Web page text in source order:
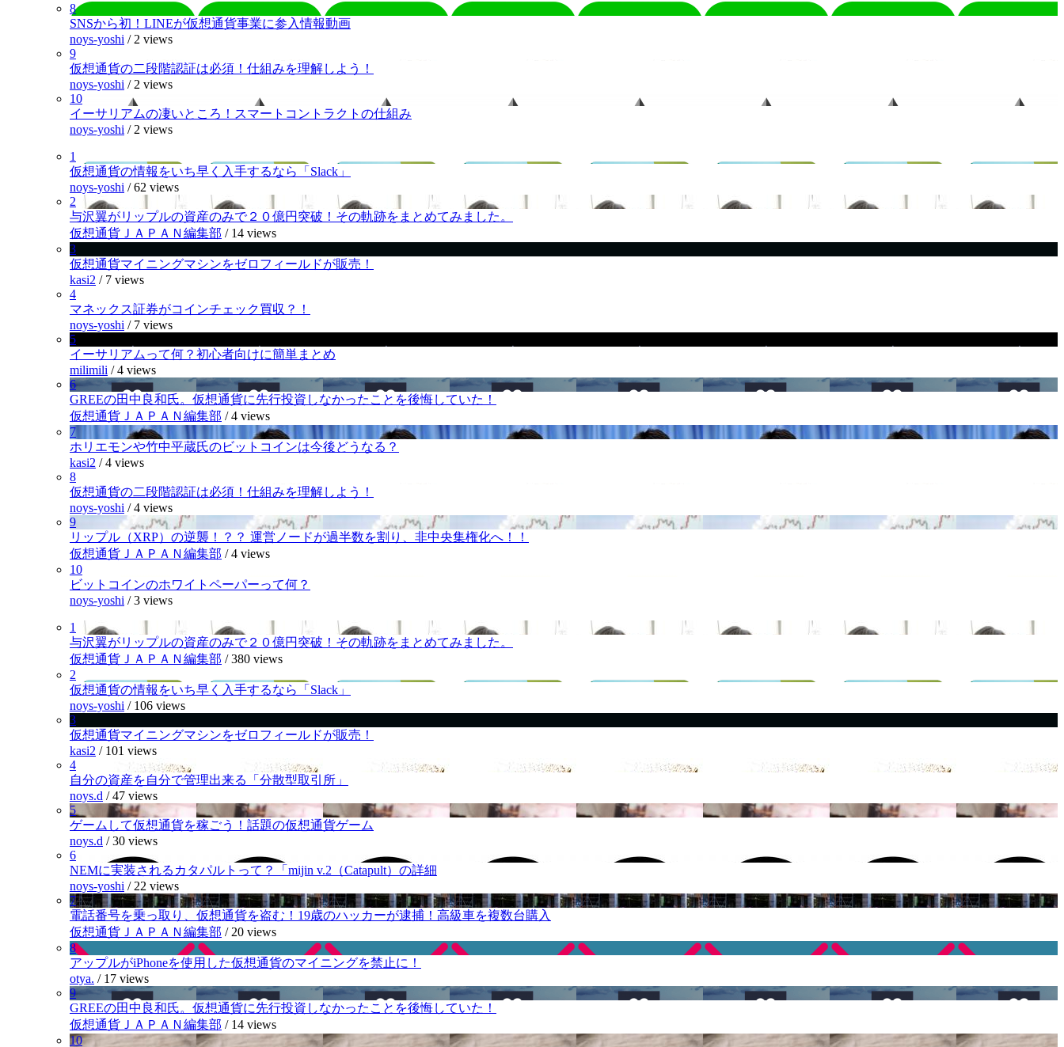
8
SNSから初！LINEが仮想通貨事業に参入情報動画
noys-yoshi / 2 views
9
仮想通貨の二段階認証は必須！仕組みを理解しよう！
noys-yoshi / 2 views
10
イーサリアムの凄いところ！スマートコントラクトの仕組み
noys-yoshi / 2 views
1
仮想通貨の情報をいち早く入手するなら「Slack」
noys-yoshi /62 views
2
与沢翼がリップルの資産のみで２０億円突破！その軌跡をまとめてみました。
仮想通貨ＪＡＰＡＮ編集部 / 14 views
3
仮想通貨マイニングマシンをゼロフィールドが販売！
kasi2 / 7 views
4
マネックス証券がコインチェック買収？！
noys-yoshi / 7 views
5
イーサリアムって何？初心者向けに簡単まとめ
milimili /4 views
6
GREEの田中良和氏。仮想通貨に先行投資しなかったことを後悔していた！
仮想通貨ＪＡＰＡＮ編集部 /4 views
7
ホリエモンや竹中平蔵氏のビットコインは今後どうなる？
kasi2 /4 views
8
仮想通貨の二段階認証は必須！仕組みを理解しよう！
noys-yoshi /4 views
9
リップル（XRP）の逆襲！？？ 運営ノードが過半数を割り、非中央集権化へ！！
仮想通貨ＪＡＰＡＮ編集部 /4 views
10
ビットコインのホワイトペーパーって何？
noys-yoshi /3 views
1
与沢翼がリップルの資産のみで２０億円突破！その軌跡をまとめてみました。
仮想通貨ＪＡＰＡＮ編集部 /380 views
2
仮想通貨の情報をいち早く入手するなら「Slack」
noys-yoshi / 106 views
3
仮想通貨マイニングマシンをゼロフィールドが販売！
kasi2 / 101 views
4
自分の資産を自分で管理出来る「分散型取引所」
noys.d /47 views
5
ゲームして仮想通貨を稼ごう！話題の仮想通貨ゲーム
noys.d /30 views
6
NEMに実装されるカタパルトって？「mijin v.2（Catapult）の詳細
noys-yoshi / 22 views
7
電話番号を乗っ取り、仮想通貨を盗む！19歳のハッカーが逮捕！高級車を複数台購入
仮想通貨ＪＡＰＡＮ編集部 / 20 views
8
アップルがiPhoneを使用した仮想通貨のマイニングを禁止に！
otya. / 17 views
9
GREEの田中良和氏。仮想通貨に先行投資しなかったことを後悔していた！
仮想通貨ＪＡＰＡＮ編集部 / 14 views
10